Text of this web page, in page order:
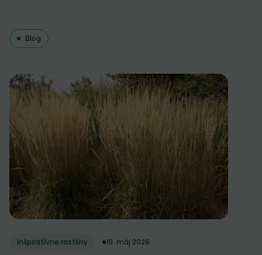
Blog
Inšpiratívne rastliny 19. máj 2026